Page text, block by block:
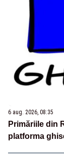
6 aug. 2026, 08:35
Primăriile din
platforma